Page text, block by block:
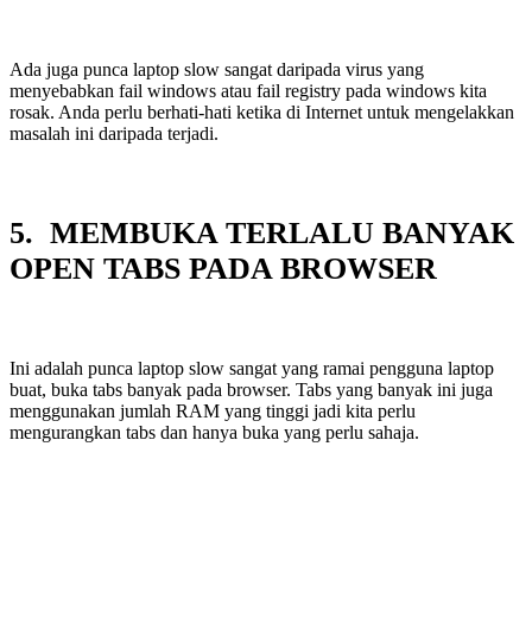
Ada juga punca laptop slow sangat daripada virus yang
menyebabkan fail windows atau fail registry pada windows kita
rosak. Anda perlu berhati-hati ketika di Internet untuk mengelakkan
masalah ini daripada terjadi.
5. MEMBUKA TERLALU BANYAK
OPEN TABS PADA BROWSER
Ini adalah punca laptop slow sangat yang ramai pengguna laptop
buat, buka tabs banyak pada browser. Tabs yang banyak ini juga
menggunakan jumlah RAM yang tinggi jadi kita perlu
mengurangkan tabs dan hanya buka yang perlu sahaja.